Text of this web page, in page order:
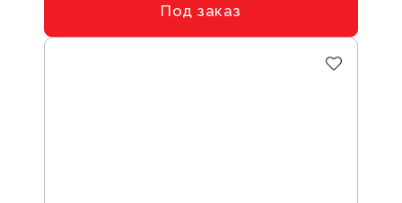
Под заказ